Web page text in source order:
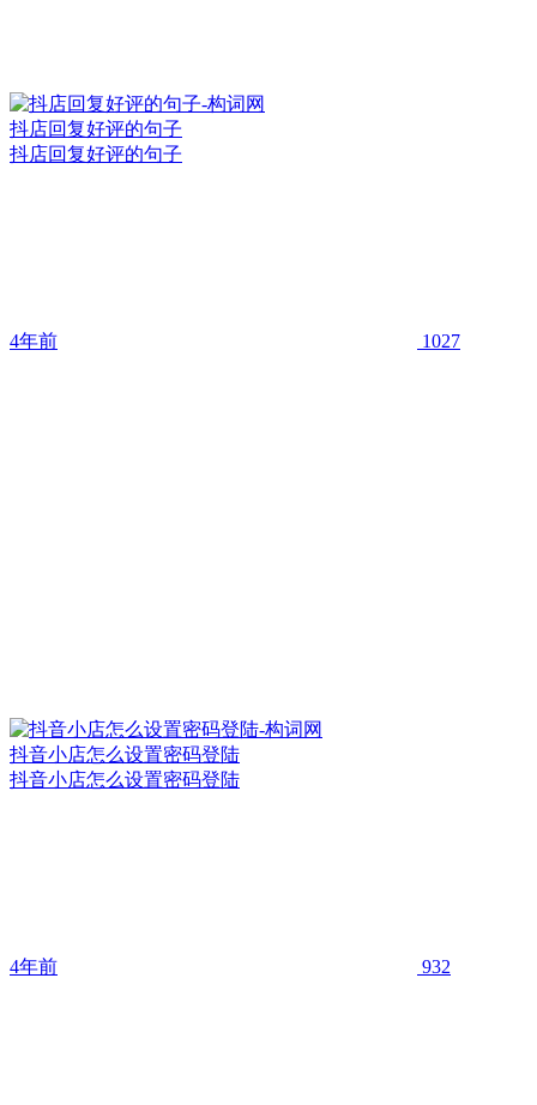
抖店回复好评的句子
抖店回复好评的句子
4年前 1027
抖音小店怎么设置密码登陆
抖音小店怎么设置密码登陆
4年前 932